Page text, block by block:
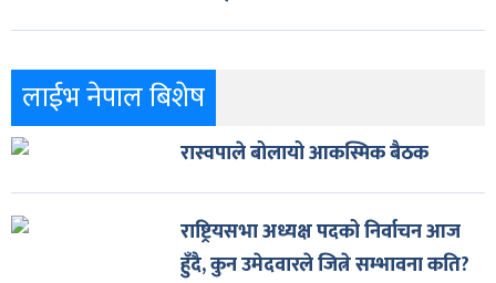
लाईभ नेपाल बिशेष
रास्वपाले बोलायो आकस्मिक बैठक
राष्ट्रियसभा अध्यक्ष पदको निर्वाचन आज
हुँदै, कुन उमेदवारले जित्ने सम्भावना कति?